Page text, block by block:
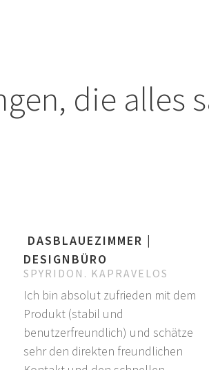
die alles
DASBLAUEZIMMER |
DESIGNBÜRO
SPYRIDON. KAPRAVELOS
Ich bin absolut zufrieden mit dem
Produkt (stabil und
benutzerfreundlich) und schätze
sehr den direkten freundlichen